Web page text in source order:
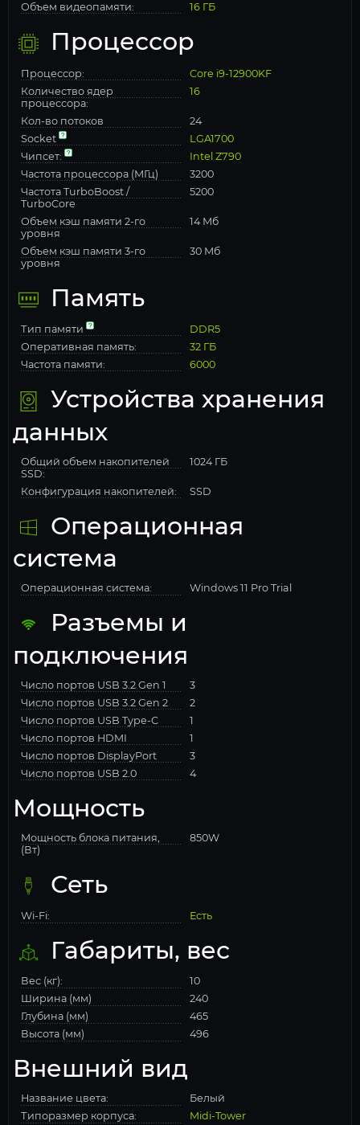
Объем видеопамяти:
16 ГБ
Процессор
Процессор:
Core i9-12900KF
Количество ядер
процессора:
16
Кол-во потоков
24
Socket
LGA1700
Чипсет:
Intel Z790
Частота процессора (МГц)
3200
Частота TurboBoost /
TurboCore
5200
Объем кэш памяти 2-го
уровня
14 Мб
Объем кэш памяти 3-го
уровня
30 Мб
Память
Тип памяти
DDR5
Оперативная память:
32 ГБ
Частота памяти:
6000
Устройства хранения
данных
Общий объем накопителей
SSD:
1024 ГБ
Конфигурация накопителей: SSD
Операционная
система
Операционная система: Windows 11 Pro Trial
Разъемы и
подключения
Число портов USB 3.2 Gen 1
3
Число портов USB 3.2 Gen 2
2
Число портов USB Type-C
1
Число портов HDMI
1
Число портов DisplayPort
3
Число портов USB 2.0
4
Мощность
Мощность блока питания,
(Вт)
850W
Сеть
Wi-Fi: Есть
Габариты, вес
Вес (кг):
10
Ширина (мм)
240
Глубина (мм)
465
Высота (мм)
496
Внешний вид
Название цвета:
Белый
Типоразмер корпуса:
Midi-Tower